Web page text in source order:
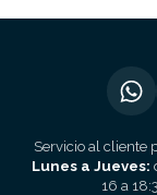
Servicio al cliente
Lunes a Jueves:
16 a